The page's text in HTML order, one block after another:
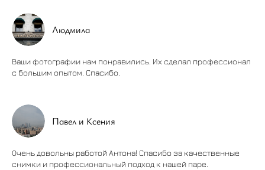
Людмила
Ваши фотографии нам понравились. Их сделал профессионал
с большим опытом. Спасибо.
Павел и Ксения
Очень довольны работой Антона! Спасибо за качественные
снимки и профессиональный подход к нашей паре.